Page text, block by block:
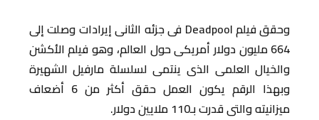
وحقق فيلم Deadpool فى جزئه الثانى إيرادات وصلت إلى
664 مليون دولار أمريكى حول العالم، وهو فيلم الأكشن
والخيال العلمى الذى ينتمى لسلسلة مارفيل الشهيرة
وبهذا الرقم يكون العمل حقق أكثر من 6 أضعاف
ميزانيته والتى قدرت بـ110 ملايين دولار.